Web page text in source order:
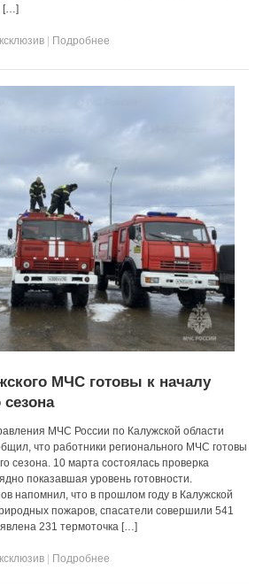
[…]
Подробнее
МЧС готовы к началу
МЧС России по Калужской области
что работники регионального МЧС готовы
сезона. 10 марта состоялась проверка
показавшая уровень готовности.
напомнил, что в прошлом году в Калужской
пожаров, спасатели совершили 541
231 термоточка […]
Подробнее